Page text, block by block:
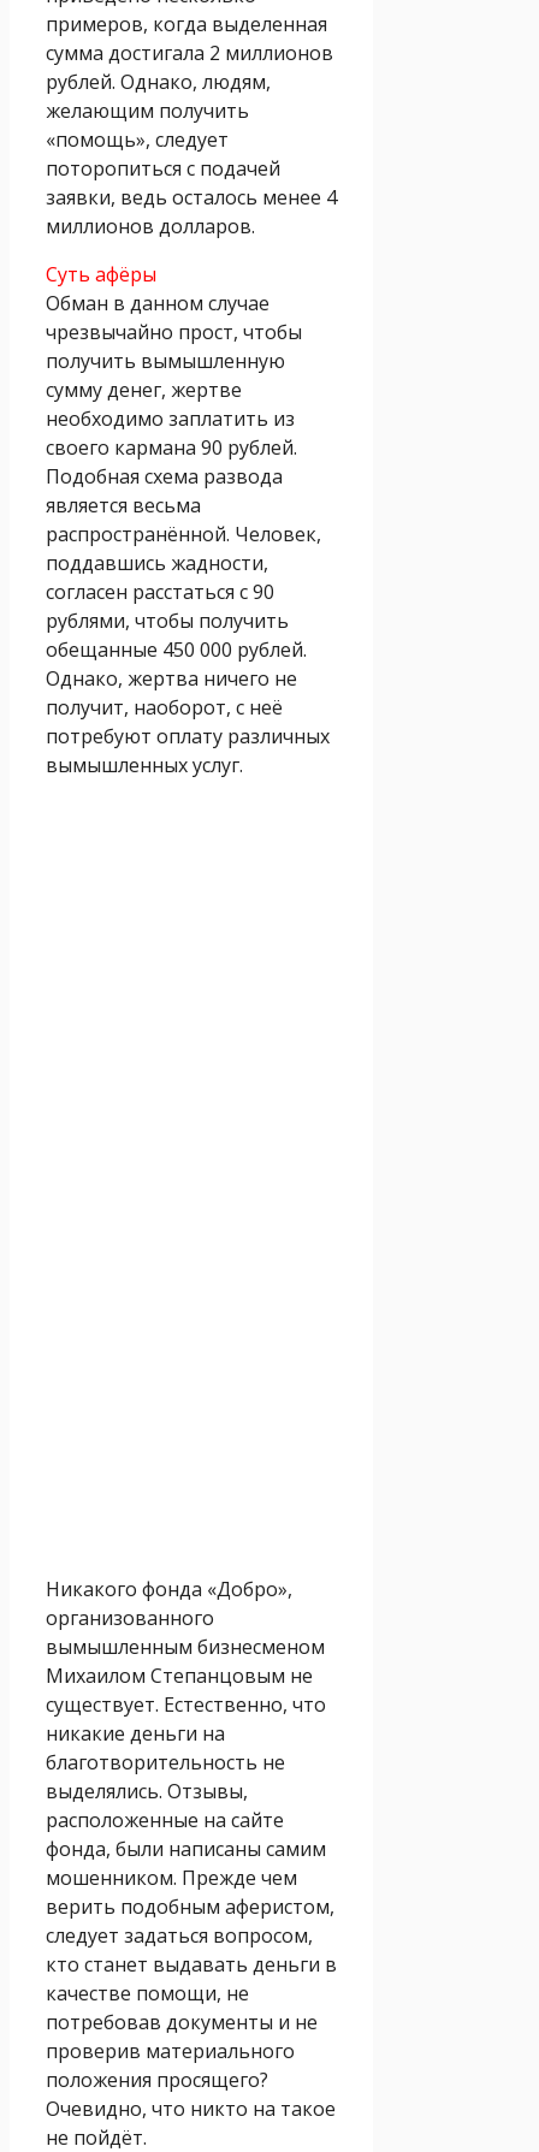
примеров, когда выделенная
сумма достигала 2 миллионов
рублей. Однако, людям,
желающим получить
«помощь», следует
поторопиться с подачей
заявки, ведь осталось менее 4
миллионов долларов.
Суть афёры
Обман в данном случае
чрезвычайно прост, чтобы
получить вымышленную
сумму денег, жертве
необходимо заплатить из
своего кармана 90 рублей.
Подобная схема развода
является весьма
распространённой. Человек,
поддавшись жадности,
согласен расстаться с 90
рублями, чтобы получить
обещанные 450 000 рублей.
Однако, жертва ничего не
получит, наоборот, с неё
потребуют оплату различных
вымышленных услуг.
Никакого фонда «Добро»,
организованного
вымышленным бизнесменом
Михаилом Степанцовым не
существует. Естественно, что
никакие деньги на
благотворительность не
выделялись. Отзывы,
расположенные на сайте
фонда, были написаны самим
мошенником. Прежде чем
верить подобным аферистом,
следует задаться вопросом,
кто станет выдавать деньги в
качестве помощи, не
потребовав документы и не
проверив материального
положения просящего?
Очевидно, что никто на такое
не пойдёт.